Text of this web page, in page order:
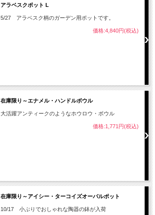
アラベスクポット L
5/27 アラベスク柄のガーデン用ポットです。
価格:4,840円(税込)
在庫限り～エナメル・ハンドルボウル
大活躍アンティークのようなホウロウ・ボウル
価格:1,771円(税込)
在庫限り～アイシー・ターコイズオーバルポット
10/17 小ぶりでおしゃれな陶器の鉢が入荷